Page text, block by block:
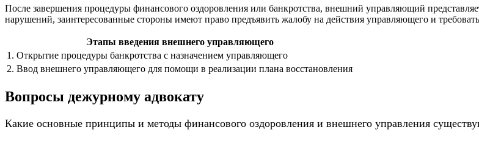
После завершения процедуры финансового оздоровления или банкротства, внешний управляющий
нарушений, заинтересованные стороны имеют право предъявить жалобу на действия управляющего и
Этапы введения внешнего управляющего
1. Открытие процедуры банкротства с назначением управляющего
2. Ввод внешнего управляющего для помощи в реализации плана восстановления
Вопросы дежурному адвокату
Какие основные принципы и методы финансового оздоровления и внешнего управления